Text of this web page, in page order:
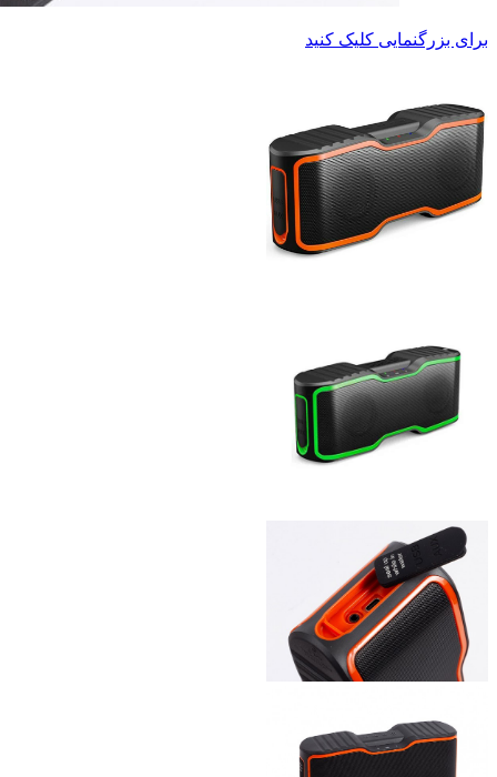
برای بزرگنمایی کلیک کنید